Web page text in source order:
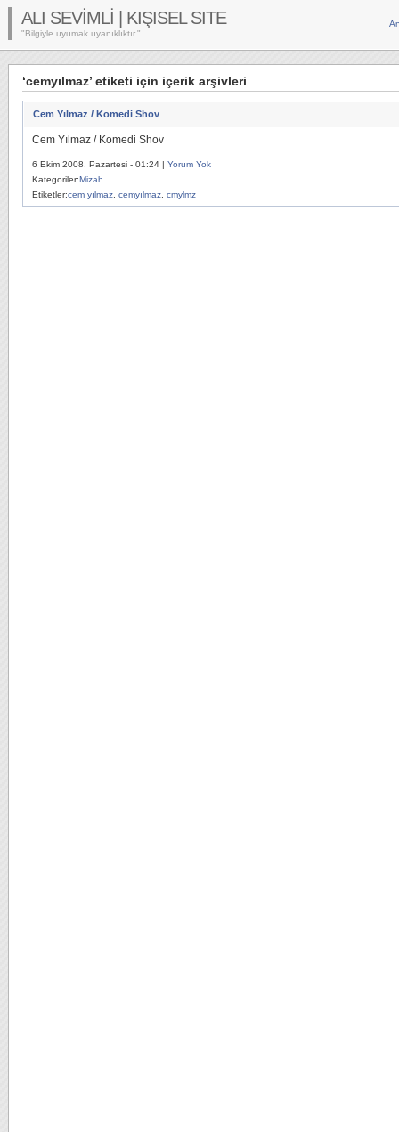
ALI SEVİMLİ | KIŞISEL SITE
"Bilgiyle uyumak uyanıklıktır."
‘cemyılmaz’ etiketi için içerik arşivleri
Cem Yılmaz / Komedi Shov
Cem Yılmaz / Komedi Shov
6 Ekim 2008, Pazartesi - 01:24 | Yorum Yok
Kategoriler:Mizah
Etiketler:cem yılmaz cemyılmaz cmylmz